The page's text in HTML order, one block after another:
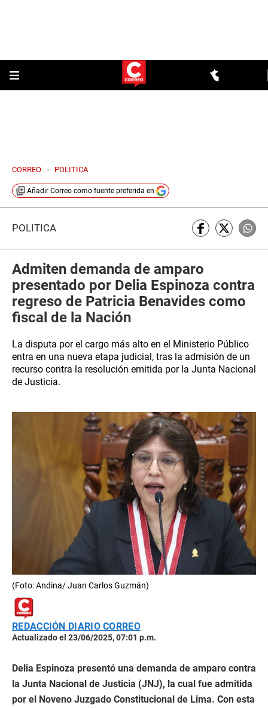
CORREO > POLITICA
Añadir Correo como fuente preferida en
POLÍTICA
Admiten demanda de amparo
presentado por Delia Espinoza contra
regreso de Patricia Benavides como
fiscal de la Nación
La disputa por el cargo más alto en el Ministerio Público
entra en una nueva etapa judicial, tras la admisión de un
recurso contra la resolución emitida por la Junta Nacional
de Justicia.
(Foto: Andina/ Juan Carlos Guzmán)
REDACCIÓN DIARIO CORREO
Actualizado el 23/06/2025, 07:01 p.m.
Delia Espinoza presentó una demanda de amparo contra
la Junta Nacional de Justicia (JNJ), la cual fue admitida
por el Noveno Juzgado Constitucional de Lima. Con esta